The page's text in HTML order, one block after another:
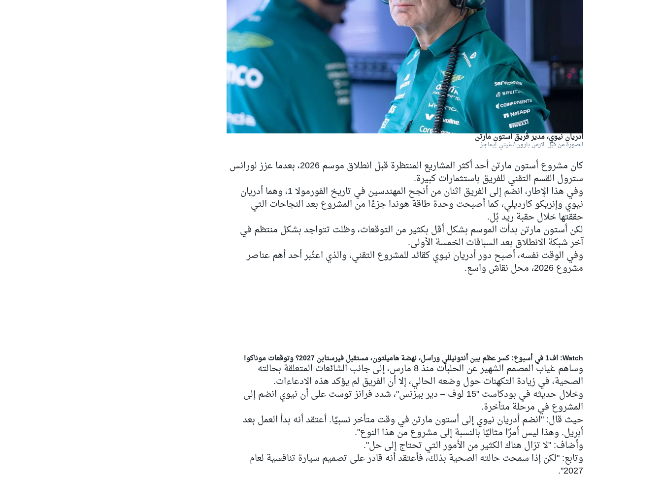
دبليو آر سي
سباقات التحمّل
أدريان نيوي، مدير فريق أستون مارتن
الصورة من قبل: لارس بارون / غيتي إيماجز
كان مشروع أستون مارتن أحد أكثر المشاريع المنتظرة قبل انطلاق موسم 2026، بعدما عزز لورانس
سترول القسم التقني للفريق باستثمارات كبيرة.
وفي هذا الإطار، انضم إلى الفريق اثنان من أنجح المهندسين في تاريخ الفورمولا 1، وهما أدريان
نيوي وإنريكو كارديلي، كما أصبحت وحدة طاقة هوندا جزءًا من المشروع بعد النجاحات التي
حققتها خلال حقبة ريد بُل.
لكن أستون مارتن بدأت الموسم بشكل أقل بكثير من التوقعات، وظلت تتواجد بشكل منتظم في
آخر شبكة الانطلاق بعد السباقات الخمسة الأولى.
وفي الوقت نفسه، أصبح دور أدريان نيوي كقائد للمشروع التقني، والذي اعتُبر أحد أهم عناصر
مشروع 2026، محل نقاش واسع.
Watch: اف1 في أسبوع: كسر عظم بين أنتونيللي وراسل، نهضة هاميلتون، مستقبل فيرستابن 2027؟ وتوقعات موناكو!
وساهم غياب المصمم الشهير عن الحلبات منذ 8 مارس، إلى جانب الشائعات المتعلقة بحالته
الصحية، في زيادة التكهنات حول وضعه الحالي، إلا أن الفريق لم يؤكد هذه الادعاءات.
وخلال حديثه في بودكاست "15 لوف – دير بيزنس"، شدد فرانز توست على أن نيوي انضم إلى
المشروع في مرحلة متأخرة.
حيث قال: "انضم أدريان نيوي إلى أستون مارتن في وقت متأخر نسبيًا. أعتقد أنه بدأ العمل بعد
أبريل. وهذا ليس أمرًا مثاليًا بالنسبة إلى مشروع من هذا النوع".
وأضاف: "لا تزال هناك الكثير من الأمور التي تحتاج إلى حل".
وتابع: "لكن إذا سمحت حالته الصحية بذلك، فأعتقد أنه قادر على تصميم سيارة تنافسية لعام
2027".